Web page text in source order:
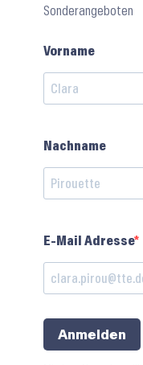
Sonderangeboten
Vorname
Nachname
E-Mail Adresse
Anmelden